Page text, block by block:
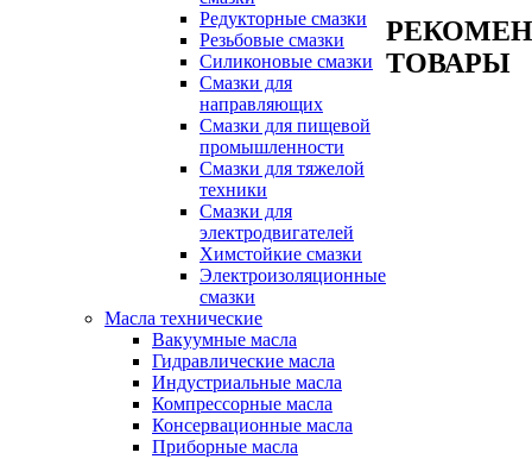
Редукторные смазки
Резьбовые смазки
Силиконовые смазки
Смазки для
направляющих
Смазки для пищевой
промышленности
Смазки для тяжелой
техники
Смазки для
электродвигателей
Химстойкие смазки
Электроизоляционные
смазки
Масла технические
Вакуумные масла
Гидравлические масла
Индустриальные масла
Компрессорные масла
Консервационные масла
Приборные масла
ТОВАРЫ